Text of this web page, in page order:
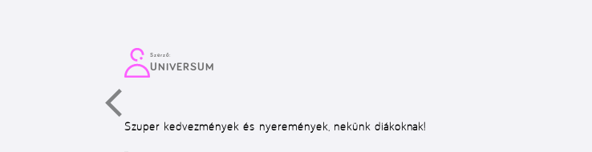
Szerző:
UNIVERSUM
Szuper kedvezmények és nyeremények, nekünk diákoknak!